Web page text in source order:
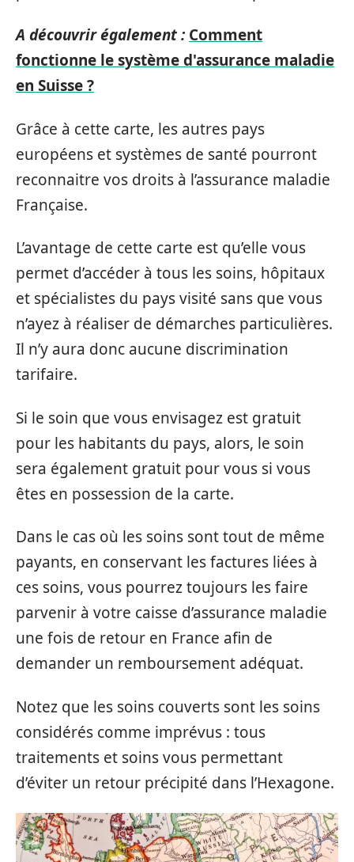
A découvrir également : Comment
fonctionne le système d'assurance maladie
en Suisse ?
Grâce à cette carte, les autres pays
européens et systèmes de santé pourront
reconnaitre vos droits à l’assurance maladie
Française.
L’avantage de cette carte est qu’elle vous
permet d’accéder à tous les soins, hôpitaux
et spécialistes du pays visité sans que vous
n’ayez à réaliser de démarches particulières.
Il n’y aura donc aucune discrimination
tarifaire.
Si le soin que vous envisagez est gratuit
pour les habitants du pays, alors, le soin
sera également gratuit pour vous si vous
êtes en possession de la carte.
Dans le cas où les soins sont tout de même
payants, en conservant les factures liées à
ces soins, vous pourrez toujours les faire
parvenir à votre caisse d’assurance maladie
une fois de retour en France afin de
demander un remboursement adéquat.
Notez que les soins couverts sont les soins
considérés comme imprévus : tous
traitements et soins vous permettant
d’éviter un retour précipité dans l’Hexagone.